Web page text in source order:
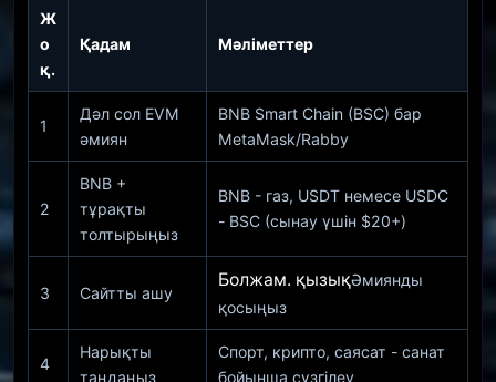
Ж
о
қ.
Қадам Мәліметтер
1
Дәл сол EVM
әмиян
BNB Smart Chain (BSC) бар
MetaMask/Rabby
2
BNB +
тұрақты
толтырыңыз
BNB - газ, USDT немесе USDC
- BSC (сынау үшін $20+)
3 Сайтты ашу
Болжам. қызықӘмиянды
қосыңыз
4
Нарықты
таңдаңыз
Спорт, крипто, саясат - санат
бойынша сүзгілеу